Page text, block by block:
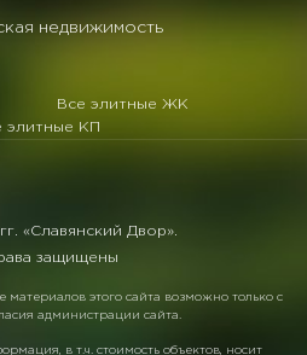
недвижимость
Все элитные ЖК
элитные КП
«Славянский Двор».
защищены
этого сайта возможно только с
администрации сайта.
в т.ч. стоимость объектов, носит